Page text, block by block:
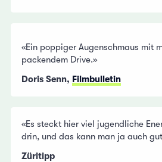
«Ein poppiger Augenschmaus mit
packendem Drive.»
Doris Senn, Filmbulletin
«Es steckt hier viel jugendliche
drin, und das kann man ja auch
Züritipp